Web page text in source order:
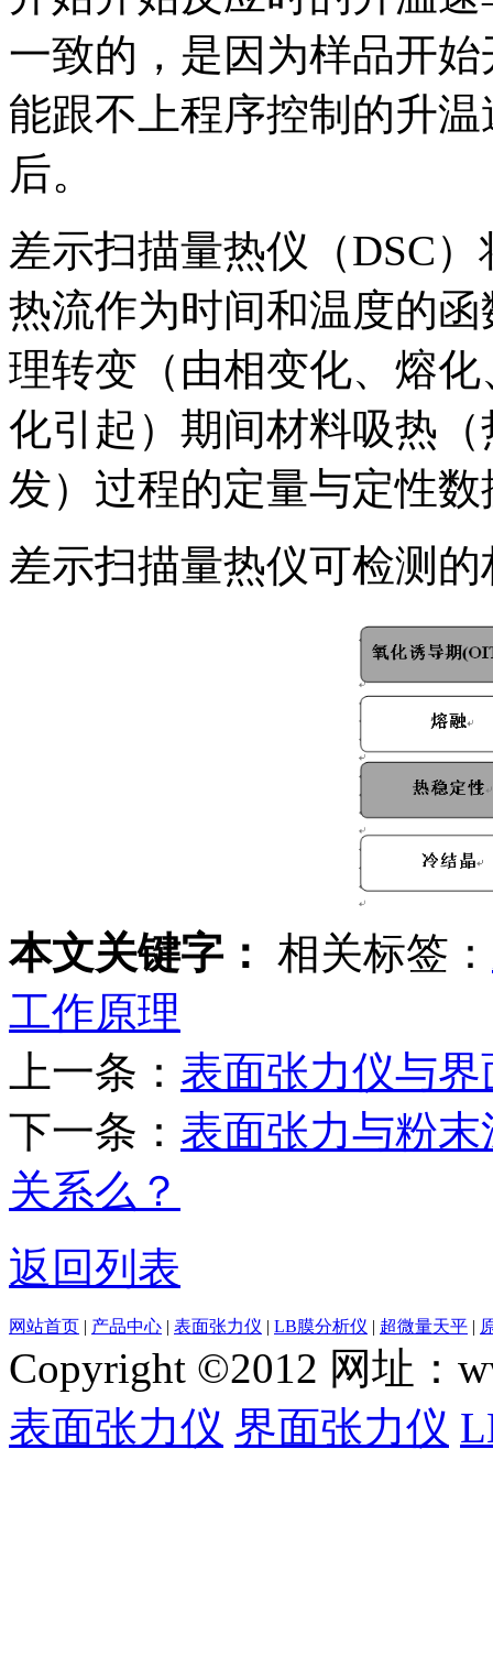
一致的，是因为样品开
能跟不上程序控制的升
后。
差示扫描量热仪（DSC
热流作为时间和温度的
理转变（由相变化、熔
化引起）期间材料吸热
发）过程的定量与定性数
差示扫描量热仪可检测
本文关键字： 相关标签：
工作原理
上一条： 表面张力仪与
下一条： 表面张力与粉
关系么？
返回列表
网站首页 | 产品中心 | 表面张力仪 | LB膜分析仪 | 超微量天平 |
Copyright ©2012 网址：
表面张力仪 界面张力仪